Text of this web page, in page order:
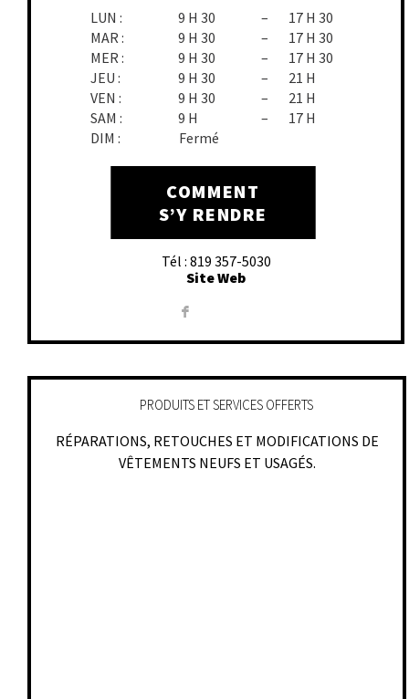
LUN : 9 H 30 –
17 H 30
MAR :
9 H 30 –
17 H 30
MER :
9 H 30 –
17 H 30
JEU :
9 H 30 –
21 H
VEN :
9 H 30 –
21 H
SAM :
9 H –
17 H
DIM :
Fermé
COMMENT
S’Y RENDRE
Tél : 819 357-5030
Site Web
F
PRODUITS ET SERVICES OFFERTS
RÉPARATIONS, RETOUCHES ET MODIFICATIONS DE
VÊTEMENTS NEUFS ET USAGÉS.